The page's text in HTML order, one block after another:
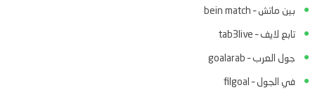
بين ماتش – bein match
تابع لايف – tab3live
جول العرب – goalarab
في الجول – filgoal